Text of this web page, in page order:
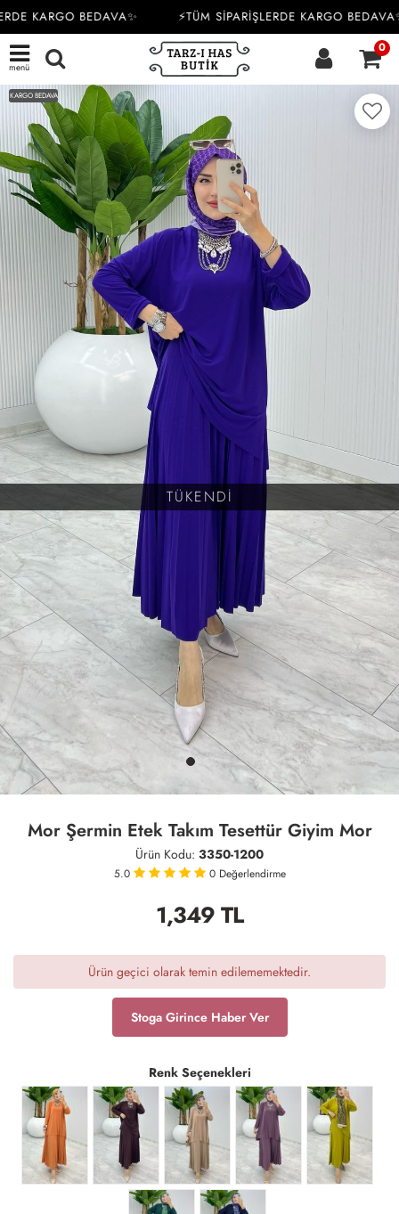
KARGO BEDAVA✨ ⚡TÜM SİPARİŞLERDE KARGO BEDAVA✨
menü
0
TÜKENDİ
KARGO BEDAVA
Mor Şermin Etek Takım Tesettür Giyim Mor
Ürün Kodu: 3350-1200
5.0 0 Değerlendirme
1,349TL
Ürün geçici olarak temin edilememektedir.
Stoga Girince Haber Ver
Renk Seçenekleri